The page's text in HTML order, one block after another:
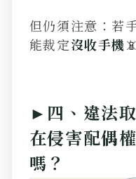
但仍須注意：若
能裁定沒收手機
►四、違法
在侵害配偶
嗎？